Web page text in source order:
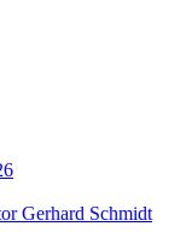
Gerhard Schmidt